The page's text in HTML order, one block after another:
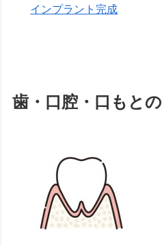
インプラント完成
歯・口腔・口もと